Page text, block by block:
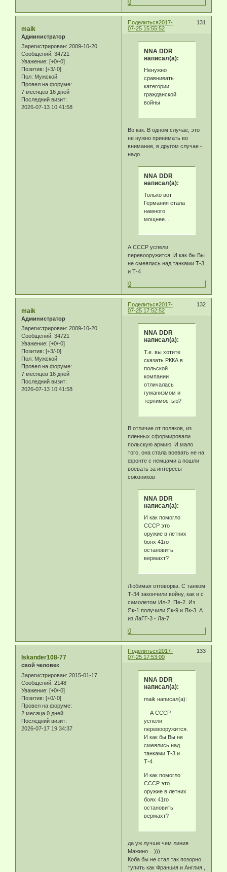
0
Поделиться 131
2017-
07-25 15:55:52
maik
Администратор
Зарегистрирован: 2009-10-20
Сообщений: 34721
Уважение: [+0/-0]
Позитив: [+3/-0]
Пол: Мужской
Провел на форуме:
7 месяцев 16 дней
Последний визит:
2026-07-13 10:41:58
NNA DDR
написал(а):
Ненужно
сравнивать
категории
гражданской
войны
Во как. В одном случае, это
не нужно принимать во
внимание, в другом случае -
надо.
NNA DDR
написал(а):
Только вот
Германия стала
намного
мощнее...
А СССР успели
перевооружится. И как бы Вы
не смеялись над танками Т-3
и Т-4
0
Поделиться 132
2017-
07-25 17:52:52
maik
Администратор
Зарегистрирован: 2009-10-20
Сообщений: 34721
Уважение: [+0/-0]
Позитив: [+3/-0]
Пол: Мужской
Провел на форуме:
7 месяцев 16 дней
Последний визит:
2026-07-13 10:41:58
NNA DDR
написал(а):
Т.е. вы хотите
сказать РККА в
польской
компании
отличалась
гуманизмом и
терпимостью?
В отличие от поляков, из
пленных сформировали
польскую армию. И мало
того, она стала воевать не на
фронте с немцами а пошли
воевать за интересы
союзников
NNA DDR
написал(а):
И как помогло
СССР это
оружие в летних
боях 41го
остановить
вермахт?
Любимая отговорка. С танком
Т-34 закончили войну, как и с
самолетом Ил-2, Пе-2. Из
Як-1 получили Як-9 и Як-3. А
из ЛаГГ-3 - Ла-7
0
Поделиться 133
2017-
07-25 17:53:00
Iskander108-77
свой человек
Зарегистрирован: 2015-01-17
Сообщений: 2148
Уважение: [+0/-0]
Позитив: [+0/-0]
Провел на форуме:
2 месяца 0 дней
Последний визит:
2026-07-17 19:34:37
NNA DDR
написал(а):
maik написал(а):
А СССР
успели
перевооружится.
И как бы Вы не
смеялись над
танками Т-3 и
Т-4
И как помогло
СССР это
оружие в летних
боях 41го
остановить
вермахт?
да уж лучше чем линия
Мажино ...)))
Коба бы не стал так позорно
тупить как Франция и Англия ,